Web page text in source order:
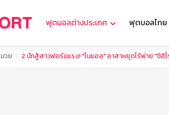
ฟุตบอลต่างประเทศ ฟุตบอลไทย
มวย 2 นักสู้สาวฟอร์มแรง! "โนแอล" อาสาหยุดไร้พ่าย "ชิฮิ